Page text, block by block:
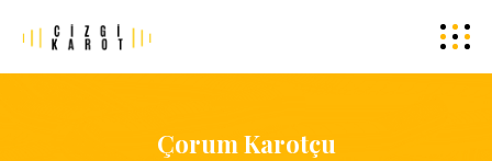
Çorum Karotçu